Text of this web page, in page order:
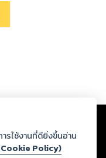
ากฏว่าละเมิดสิทธิใน
และศีลธรรม ดังนั้น ผู้อ่าน
เอง และหากท่านพบว่าส่วน
รใช้งานที่ดียิ่งขึ้นอ่าน
Policy)